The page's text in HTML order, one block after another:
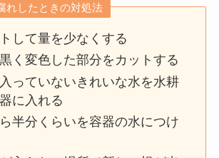
れしたときの対処法
して量を少なくする
く変色した部分をカットする
っていないきれいな水を水耕
に入れる
半分くらいを容器の水につけ